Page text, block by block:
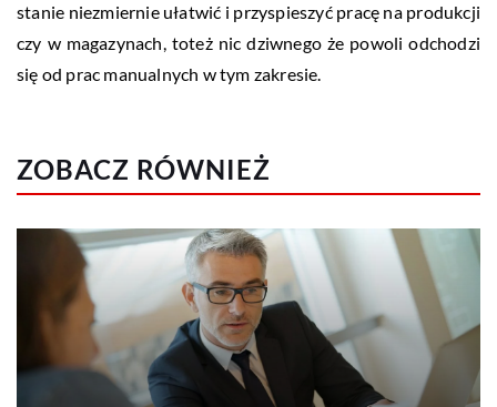
stanie niezmiernie ułatwić i przyspieszyć pracę na produkcji
czy w magazynach, toteż nic dziwnego że powoli odchodzi
się od prac manualnych w tym zakresie.
ZOBACZ RÓWNIEŻ